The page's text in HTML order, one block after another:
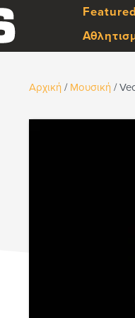
Featured
Αρχική / Μουσική /